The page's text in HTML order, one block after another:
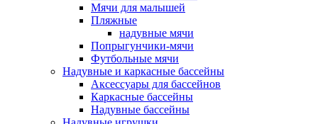
Мячи для малышей
Пляжные
надувные мячи
Попрыгунчики-мячи
Футбольные мячи
Надувные и каркасные бассейны
Аксессуары для бассейнов
Каркасные бассейны
Надувные бассейны